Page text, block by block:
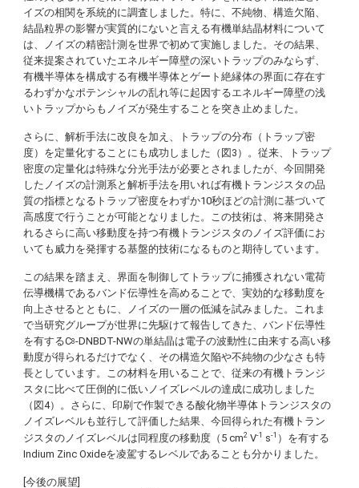
イズの相関を系統的に調査しました。特に、不純物、構造欠陥、
結晶粒界の影響が実質的にないと言える有機単結晶材料について
は、ノイズの精密計測を世界で初めて実施しました。その結果、
従来提案されていたエネルギー障壁の深いトラップのみならず、
有機半導体を構成する有機半導体とゲート絶縁体の界面に存在す
るわずかなポテンシャルの乱れ等に起因するエネルギー障壁の浅
いトラップからもノイズが発生することを突き止めました。
さらに、解析手法に改良を加え、トラップの分布（トラップ密
度）を定量化することにも成功しました（図3）。従来、トラップ
密度の定量化は特殊な分光手法が必要とされましたが、今回開発
したノイズの計測系と解析手法を用いれば有機トランジスタの品
質の指標となるトラップ密度をわずか10秒ほどの計測に基づいて
高感度で行うことが可能となりました。この技術は、将来開発さ
れるさらに高い移動度を持つ有機トランジスタのノイズ評価にお
いても威力を発揮する基盤的技術になるものと期待しています。
この結果を踏まえ、界面を制御してトラップに捕獲されない電荷
伝導機構であるバンド伝導性を高めることで、実効的な移動度を
向上させるとともに、ノイズの一層の低減を試みました。これま
で当研究グループが世界に先駆けて報告してきた、バンド伝導性
を有するC8-DNBDT-NWの単結晶は電子の波動性に由来する高い移
動度が得られるだけでなく、その構造欠陥や不純物の少なさも特
長としています。この材料を用いることで、従来の有機トランジ
スタに比べて圧倒的に低いノイズレベルの達成に成功しました
（図4）。さらに、印刷で作製できる酸化物半導体トランジスタの
ノイズレベルも並行して評価した結果、今回得られた有機トラン
ジスタのノイズレベルは同程度の移動度（5 cm2 V-1 s-1 ）を有する
Indium Zinc Oxideを凌駕するレベルであることも分かりました。
[今後の展望]